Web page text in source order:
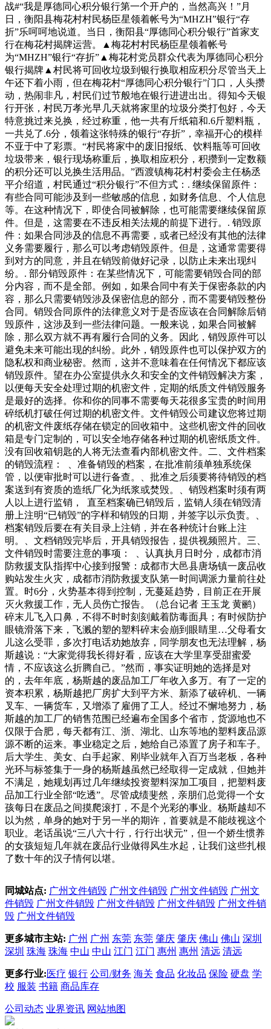
战#“我是厚德同心积分银行第一个开户的，当然高兴！”月
日，衡阳县梅花村村民杨臣星领着帐号为“MHZH”银行“存
折”乐呵呵地说道。当日，衡阳县“厚德同心积分银行”首家支
行在梅花村揭牌运营。▲梅花村村民杨臣星领着帐号
为“MHZH”银行“存折”▲梅花村党员群众代表为厚德同心积分
银行揭牌▲村民将可回收垃圾到银行换取相应积分尽管当天上
午还下着小雨，但在梅花村“厚德同心积分银行”门口，人头攒
动，热闹非凡，村民们过节般地在银行进进出出。得知今天银
行开张，村民万孝光早几天就将家里的垃圾分类打包好，今天
特意挑过来兑换，经过称重，他一共有斤纸箱和.6斤塑料瓶，
一共兑了.6分，领着这张特殊的银行“存折”，幸福开心的模样
不亚于中了彩票。“村民将家中的废旧报纸、饮料瓶等可回收
垃圾带来，银行现场称重后，换取相应积分，积攒到一定数额
的积分还可以兑换生活用品。”西渡镇梅花村村委会主任杨丞
平介绍道，村民通过“积分银行”不但方式：. 继续保留原件：
有些合同可能涉及到一些敏感的信息，如财务信息、个人信息
等。在这种情况下，即使合同被解除，也可能需要继续保留原
件。但是，这需要在不违反相关法规的前提下进行。. 销毁原
件：如果合同涉及的信息不再需要，或者已经没有其他的法律
义务需要履行，那么可以考虑销毁原件。但是，这通常需要得
到对方的同意，并且在销毁前做好记录，以防止未来出现纠
纷。. 部分销毁原件：在某些情况下，可能需要销毁合同的部
分内容，而不是全部。例如，如果合同中有关于保密条款的内
容，那么只需要销毁涉及保密信息的部分，而不需要销毁整份
合同。销毁合同原件的法律意义对于是否应该在合同解除后销
毁原件，这涉及到一些法律问题。一般来说，如果合同被解
除，那么双方就不再有履行合同的义务。因此，销毁原件可以
避免未来可能出现的纠纷。此外，销毁原件也可以保护双方的
隐私权和商业秘密。然而，这并不意味着在任何情况下都应该
销毁原件。望在办公室提供永久和安全的文件销毁解决方案，
以便每天安全处理过期的机密文件，定期的纸质文件销毁服务
是最好的选择。你和你的同事不需要每天花很多宝贵的时间用
碎纸机打破任何过期的机密文件。文件销毁公司建议您将过期
的机密文件废纸存储在锁定的回收箱中。这些机密文件的回收
箱是专门定制的，可以安全地存储各种过期的机密纸质文件。
没有回收箱钥匙的人将无法查看内部机密文件。二、文件档案
的销毁流程： 、准备销毁的档案，在批准前须单独系统保
管，以便审批时可以进行备查。、批准之后须要将待销毁的档
案送到有资质的造纸厂化为纸浆或焚毁。、销毁档案时须有两
人以上进行监销， 直至档案确已销毁后，监销人须在销毁清
册上注明“已销毁”的字样和销毁的日期，并签字以示负责。、
档案销毁后要在有关目录上注销，并在各种统计台账上注
明。、文档销毁完毕后，开具销毁报告，提供视频照片。三、
文件销毁时需要注意的事项： 、认真执月日时分，成都市消
防救援支队指挥中心接到报警：成都市大邑县唐场镇一废品收
购站发生火灾，成都市消防救援支队第一时间调派力量前往处
置。时6分，火势基本得到控制，无蔓延趋势，目前正在开展
灭火救援工作，无人员伤亡报告。（总台记者 王玉龙 黄鹂）
碎末儿飞入口鼻，不得不时时刻刻戴着防毒面具；有时候防护
眼镜滑落下来，飞溅的塑的塑料碎末会崩到眼睛里…父母看女
儿这么受罪，多次打电话劝她放弃，同学朋友也无法理解，杨
斯越说：“大家觉得我长得好看，应该在大学里享受甜蜜爱
情，不应该这么折腾自己。”然而，事实证明她的选择是对
的，去年年底，杨斯越的废品加工厂年收入多万。有了一定的
资本积累，杨斯越把厂房扩大到平方米、新添了破碎机、一辆
叉车、一辆货车，又增添了雇佣了工人。经过不懈地努力，杨
斯越的加工厂的销售范围已经遍布全国多个省市，货源地也不
仅限于合肥，每天都有江、浙、湖北、山东等地的塑料废品源
源不断的运来。事业稳定之后，她给自己添置了房子和车子。
后大学生、美女、白手起家、刚毕业就年入百万当老板，各种
光环与标签集于一身的杨斯越虽然已经取得一定成就，但她并
不满足，她规划再过几年继续投资塑料深加工项目，把塑料废
品加工行业全部“吃透”。尽管成绩斐然，亲朋们总觉得一个女
孩每日在废品之间摸爬滚打，不是个光彩的事业。杨斯越却不
以为然，单身的她对于另一半的期许，首要就是不能歧视这个
职业。老话虽说“三八六十行，行行出状元”，但一个娇生惯养
的女孩短短几年就在废品行业做得风生水起，让我们这些扎根
了数十年的汉子情何以堪。
同城站点: 广州文件销毁 广州文件销毁 广州文件销毁 广州文
件销毁 广州文件销毁 广州文件销毁 广州文件销毁 广州文件销
毁 广州文件销毁
更多城市主站: 广州 广州 东莞 东莞 肇庆 肇庆 佛山 佛山 深圳
深圳 珠海 珠海 中山 中山 江门 江门 惠州 惠州 清远 清远
更多行业:医疗 银行 公司/财务 海关 食品 化妆品 保险 硬盘 学
校 服装 书籍 商品库存
公司动态 业界资讯 网站地图